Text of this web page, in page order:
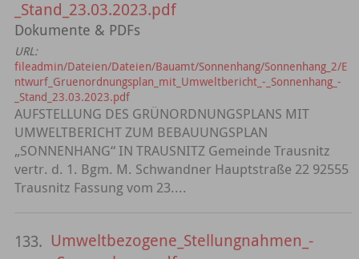
_Stand_23.03.2023.pdf
Dokumente & PDFs
URL:
fileadmin/Dateien/Dateien/Bauamt/Sonnenhang/Sonnenhang_2/E
ntwurf_Gruenordnungsplan_mit_Umweltbericht_-_Sonnenhang_-
_Stand_23.03.2023.pdf
AUFSTELLUNG DES GRÜNORDNUNGSPLANS MIT
UMWELTBERICHT ZUM BEBAUUNGSPLAN
„SONNENHANG“ IN TRAUSNITZ Gemeinde Trausnitz
vertr. d. 1. Bgm. M. Schwandner Hauptstraße 22 92555
Trausnitz Fassung vom 23....
133. Umweltbezogene_Stellungnahmen_-